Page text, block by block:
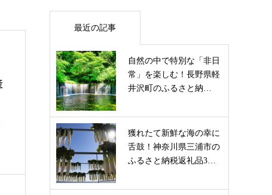
最近の記事
自然の中で特別な「非日
常」を楽しむ！長野県軽
井沢町のふるさと納…
獲れたて新鮮な海の幸に
舌鼓！神奈川県三浦市の
ふるさと納税返礼品3…